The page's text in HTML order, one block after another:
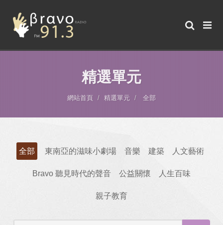
精選單元
網站首頁 精選單元 全部
全部 東南亞的滋味小劇場 音樂 建築 人文藝術
Bravo 聽見時代的聲音 公益關懷 人生百味
親子教育